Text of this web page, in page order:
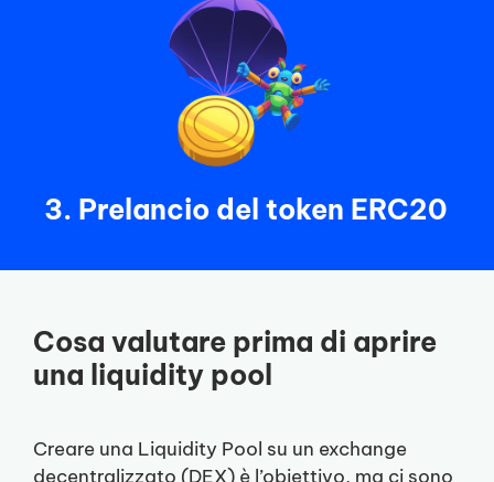
3. Prelancio del token ERC20
Cosa valutare prima di aprire
una liquidity pool
Creare una Liquidity Pool su un exchange
decentralizzato (DEX) è l’obiettivo, ma ci sono